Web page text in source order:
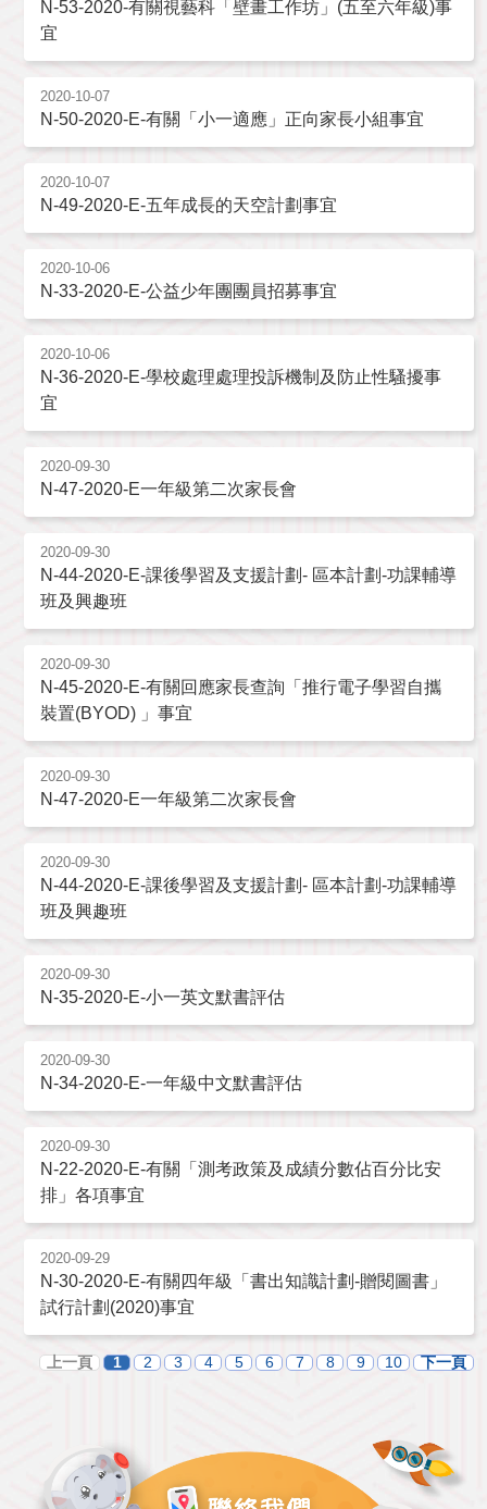
N-53-2020-有關視藝科「壁畫工作坊」(五至六年級)事
宜
2020-10-07
N-50-2020-E-有關「小一適應」正向家長小組事宜
2020-10-07
N-49-2020-E-五年成長的天空計劃事宜
2020-10-06
N-33-2020-E-公益少年團團員招募事宜
2020-10-06
N-36-2020-E-學校處理處理投訴機制及防止性騷擾事
宜
2020-09-30
N-47-2020-E一年級第二次家長會
2020-09-30
N-44-2020-E-課後學習及支援計劃- 區本計劃-功課輔導
班及興趣班
2020-09-30
N-45-2020-E-有關回應家長查詢「推行電子學習自攜
裝置(BYOD) 」事宜
2020-09-30
N-47-2020-E一年級第二次家長會
2020-09-30
N-44-2020-E-課後學習及支援計劃- 區本計劃-功課輔導
班及興趣班
2020-09-30
N-35-2020-E-小一英文默書評估
2020-09-30
N-34-2020-E-一年級中文默書評估
2020-09-30
N-22-2020-E-有關「測考政策及成績分數佔百分比安
排」各項事宜
2020-09-29
N-30-2020-E-有關四年級「書出知識計劃-贈閱圖書」
試行計劃(2020)事宜
上一頁 1 2 3 4 5 6 7 8 9 10 下一頁